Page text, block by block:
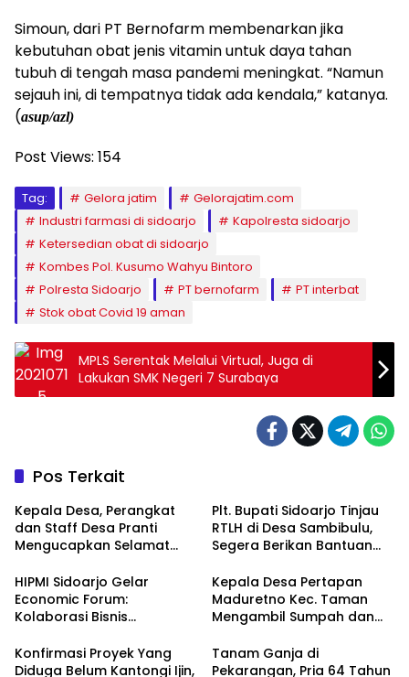
Simoun, dari PT Bernofarm membenarkan jika
kebutuhan obat jenis vitamin untuk daya tahan
tubuh di tengah masa pandemi meningkat. “Namun
sejauh ini, di tempatnya tidak ada kendala,” katanya.
(asup/azl)
Post Views: 154
Tag: Gelora jatim
Gelorajatim.com
Industri farmasi di sidoarjo
Kapolresta sidoarjo
Ketersedian obat di sidoarjo
Kombes Pol. Kusumo Wahyu Bintoro
Polresta Sidoarjo
PT bernofarm
PT interbat
Stok obat Covid 19 aman
MPLS Serentak Melalui Virtual, Juga di
Lakukan SMK Negeri 7 Surabaya
Pos Terkait
Kepala Desa, Perangkat
dan Staff Desa Pranti
Mengucapkan Selamat
Baru 2025
Plt. Bupati Sidoarjo Tinjau
RTLH di Desa Sambibulu,
Segera Berikan Bantuan
HIPMI Sidoarjo Gelar
Economic Forum:
Kolaborasi Bisnis
Baru
Kepala Desa Pertapan
Maduretno Kec. Taman
Mengambil Sumpah dan
Konfirmasi Proyek Yang
Diduga Belum Kantongi Ijin,
Tanam Ganja di
Pekarangan, Pria 64 Tahun